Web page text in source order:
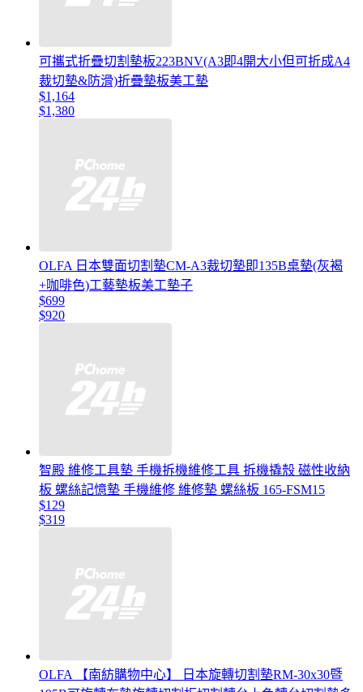
可攜式折疊切割墊板223BNV(A3即4開大小但可折成A4
裁切墊&防滑)折疊墊板美工墊
$1,164
$1,380
OLFA 日本雙面切割墊CM-A3裁切墊即135B桌墊(灰褐
+咖啡色)工藝墊板美工墊子
$699
$920
智殿 維修工具墊 手機拆機維修工具 拆機撬殼 磁性收納
板 螺絲記憶墊 手機維修 維修墊 螺絲板 165-FSM15
$129
$319
OLFA 【南紡購物中心】 日本旋轉切割墊RM-30x30暨